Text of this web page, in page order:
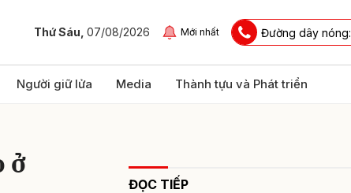
Thứ Sáu, 07/08/2026 Mới nhất Đường dây nóng:
Người giữ lửa Media Thành tựu và Phát triển
ở
ĐỌC TIẾP